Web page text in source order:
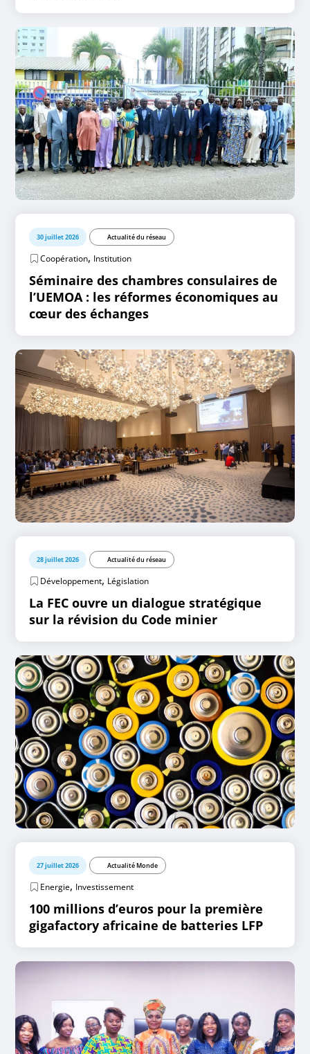
30 juillet 2026 Actualité du réseau
Coopération, Institution
Séminaire des chambres consulaires de
l’UEMOA : les réformes économiques au
cœur des échanges
28 juillet 2026 Actualité du réseau
Développement, Législation
La FEC ouvre un dialogue stratégique
sur la révision du Code minier
27 juillet 2026 Actualité Monde
Energie, Investissement
100 millions d’euros pour la première
gigafactory africaine de batteries LFP